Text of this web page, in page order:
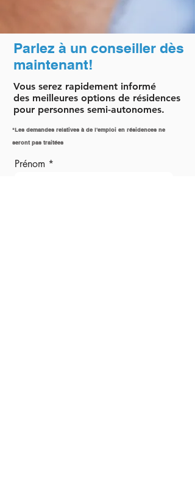
Parlez à un conseiller dès
maintenant!
Vous serez rapidement informé
des meilleures options de résidences
pour personnes semi-autonomes.
*Les demandes relatives à de l'emploi en résidences ne
seront pas traitées
Prénom